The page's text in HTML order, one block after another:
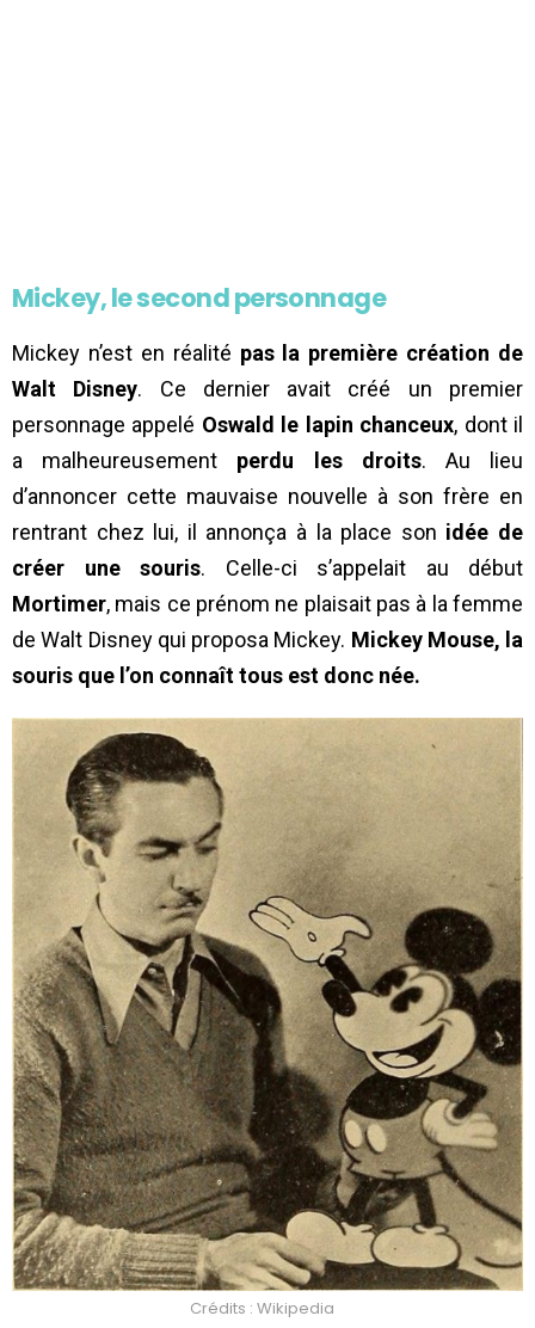
Mickey, le second personnage
Mickey n’est en réalité pas la première création de
Walt Disney. Ce dernier avait créé un premier
personnage appelé Oswald le lapin chanceux, dont il
a malheureusement perdu les droits. Au lieu
d’annoncer cette mauvaise nouvelle à son frère en
rentrant chez lui, il annonça à la place son idée de
créer une souris. Celle-ci s’appelait au début
Mortimer, mais ce prénom ne plaisait pas à la femme
de Walt Disney qui proposa Mickey. Mickey Mouse, la
souris que l’on connaît tous est donc née.
Crédits : Wikipedia